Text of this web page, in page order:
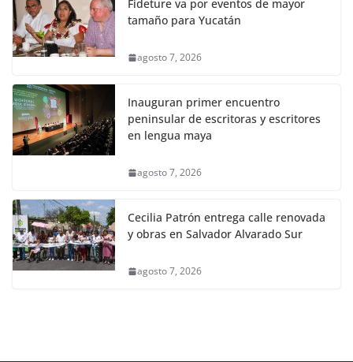
Fideture va por eventos de mayor
tamaño para Yucatán
agosto 7, 2026
Inauguran primer encuentro
peninsular de escritoras y escritores
en lengua maya
agosto 7, 2026
Cecilia Patrón entrega calle renovada
y obras en Salvador Alvarado Sur
agosto 7, 2026